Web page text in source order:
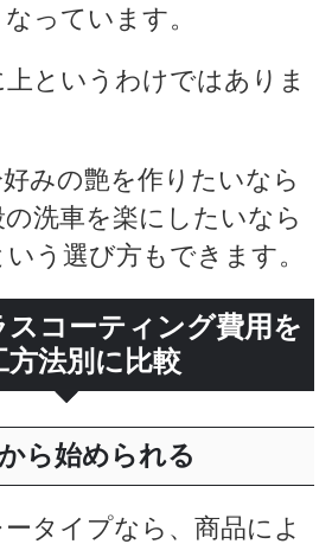
っています。
というわけではありま
みの艶を作りたいなら
洗車を楽にしたいなら
う選び方もできます。
コーティング費用を
方法別に比較
ら始められる
タイプなら、商品によ